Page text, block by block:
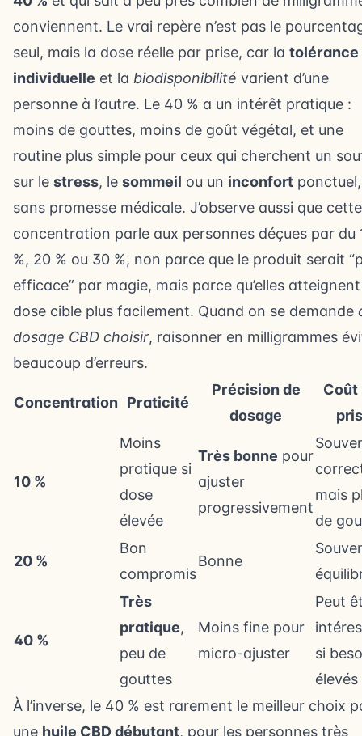
conviennent. Le vrai repère n’est pas le
seul, mais la dose réelle par prise, car la tolérance
individuelle et la biodisponibilité varient d’une
personne à l’autre. Le 40 % a un intérêt pratique :
moins de gouttes, moins de goût végétal, et une
routine plus simple pour ceux qui cherchent un
sur le stress, le sommeil ou un inconfort ponctuel,
sans promesse médicale. J’observe aussi que cette
concentration parle aux personnes déçues par du
%, 20 % ou 30 %, non parce que le produit serait
efficace” par magie, mais parce qu’elles
dose cible plus facilement. Quand on se demande
dosage CBD choisir, raisonner en milligrammes
beaucoup d’erreurs.
Concentration Praticité
Précision de
dosage
Coût
10 %
Moins
pratique si
dose
élevée
Très bonne pour
ajuster
progressivement
mais
de
20 %
Bon
compromis
Bonne
40 %
Très
pratique,
peu de
gouttes
Moins fine pour
micro-ajuster
Peut
si
élevés
À l’inverse, le 40 % est rarement le meilleur choix
une huile CBD débutant, pour les personnes très